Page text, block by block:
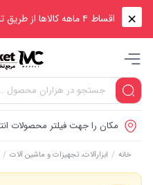
اقساط ۴ ماهه کالاها از طریق ترب پی، اسنپ پی و دیجی پی
مکان را جهت فیلتر محصولات
خانه / ابزارآلات، تجهیزات و ماشین آلات /